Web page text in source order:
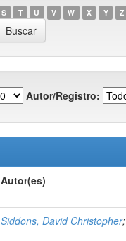
S T U V W X Y Z
Autor/Registro:
Autor(es)
Siddons, David Christopher;